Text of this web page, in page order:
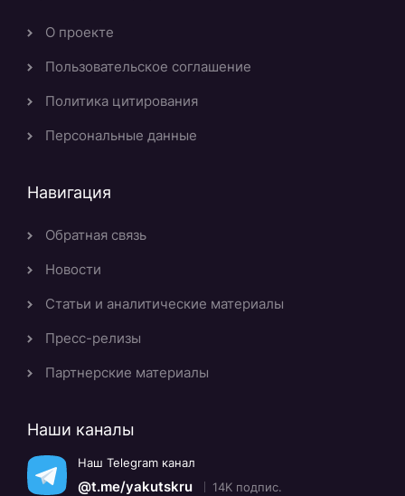
О проекте
Пользовательское соглашение
Политика цитирования
Персональные данные
Навигация
Обратная связь
Новости
Статьи и аналитические материалы
Пресс-релизы
Партнерские материалы
Наши каналы
Наш Telegram канал
@t.me/yakutskru 14K подпис.